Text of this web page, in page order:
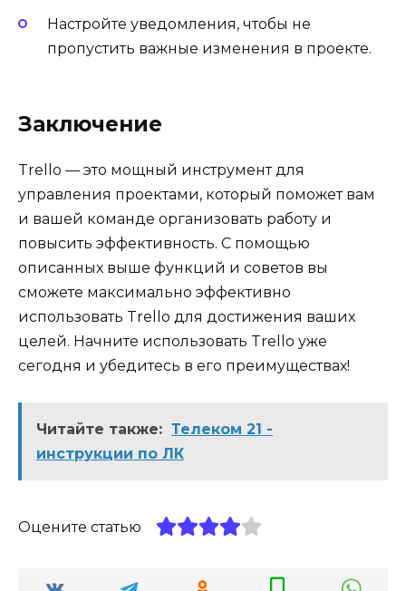
Настройте уведомления, чтобы не
пропустить важные изменения в проекте.
Заключение
Trello — это мощный инструмент для
управления проектами, который поможет вам
и вашей команде организовать работу и
повысить эффективность. С помощью
описанных выше функций и советов вы
сможете максимально эффективно
использовать Trello для достижения ваших
целей. Начните использовать Trello уже
сегодня и убедитесь в его преимуществах!
Читайте также: Телеком 21 -
инструкции по ЛК
Оцените статью